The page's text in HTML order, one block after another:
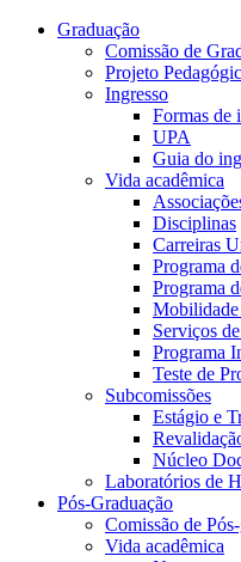
Graduação
Comissão de
Projeto
Ingresso
Formas de
UPA
Guia do
Vida acadêmica
Disciplinas
Carreiras
Programa
Programa
Mobilidade
Serviços
Programa
Teste de
Subcomissões
Estágio e
Núcleo
Laboratórios de
Pós-Graduação
Comissão de
Vida acadêmica